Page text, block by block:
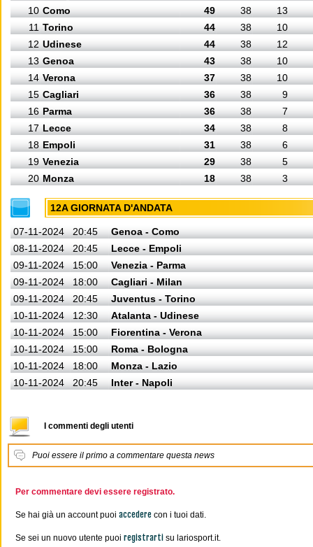
10 Como 49 38
13
11 Torino 44 38
10
12 Udinese 44 38
12
13 Genoa 43 38
10
14 Verona 37 38
10
15 Cagliari 36 38
9
16 Parma 36 38
7
17 Lecce 34 38
8
18 Empoli 31 38
6
19 Venezia 29 38
5
20 Monza 18 38 3
12A GIORNATA D'ANDATA
07-11-2024 20:45
Genoa - Como
08-11-2024
20:45
Lecce - Empoli
09-11-2024
15:00
Venezia - Parma
09-11-2024
18:00
Cagliari - Milan
09-11-2024
20:45
Juventus - Torino
10-11-2024
12:30
Atalanta - Udinese
10-11-2024
15:00
Fiorentina - Verona
10-11-2024
15:00
Roma - Bologna
10-11-2024
18:00
Monza - Lazio
10-11-2024
20:45 Inter - Napoli
I commenti degli utenti
Puoi essere il primo a commentare questa news
Per commentare devi essere registrato.
Se hai già un account puoi accedere con i tuoi dati.
Se sei un nuovo utente puoi registrarti su lariosport.it.